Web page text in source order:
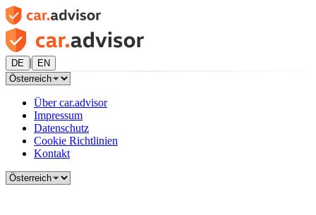
DE | EN
Über car.advisor
Impressum
Datenschutz
Cookie Richtlinien
Kontakt